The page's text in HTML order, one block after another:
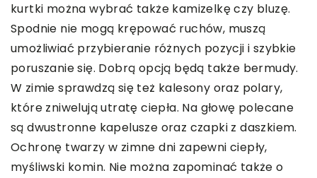
kurtki można wybrać także kamizelkę czy bluzę.
Spodnie nie mogą krępować ruchów, muszą
umożliwiać przybieranie różnych pozycji i szybkie
poruszanie się. Dobrą opcją będą także bermudy.
W zimie sprawdzą się też kalesony oraz polary,
które zniwelują utratę ciepła. Na głowę polecane
są dwustronne kapelusze oraz czapki z daszkiem.
Ochronę twarzy w zimne dni zapewni ciepły,
myśliwski komin. Nie można zapominać także o